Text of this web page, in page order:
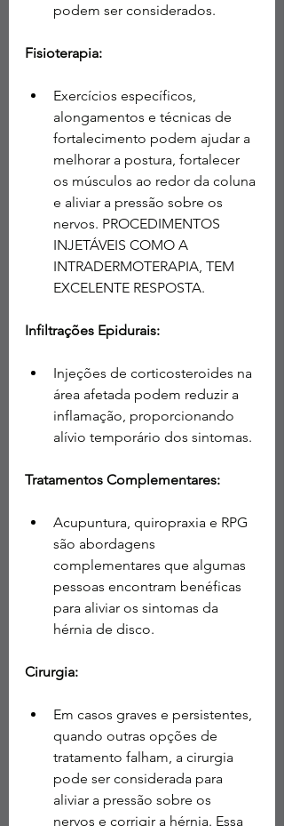
podem ser considerados.
Fisioterapia:
Exercícios específicos,
alongamentos e técnicas de
fortalecimento podem ajudar a
melhorar a postura, fortalecer
os músculos ao redor da coluna
e aliviar a pressão sobre os
nervos. PROCEDIMENTOS
INJETÁVEIS COMO A
INTRADERMOTERAPIA, TEM
EXCELENTE RESPOSTA.
Infiltrações Epidurais:
Injeções de corticosteroides na
área afetada podem reduzir a
inflamação, proporcionando
alívio temporário dos sintomas.
Tratamentos Complementares:
Acupuntura, quiropraxia e RPG
são abordagens
complementares que algumas
pessoas encontram benéficas
para aliviar os sintomas da
hérnia de disco.
Cirurgia:
Em casos graves e persistentes,
quando outras opções de
tratamento falham, a cirurgia
pode ser considerada para
aliviar a pressão sobre os
nervos e corrigir a hérnia. Essa